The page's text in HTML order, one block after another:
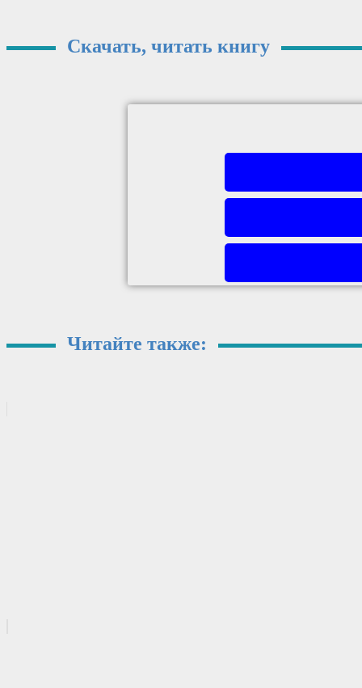
Скачать, читать книгу
Читайте также: